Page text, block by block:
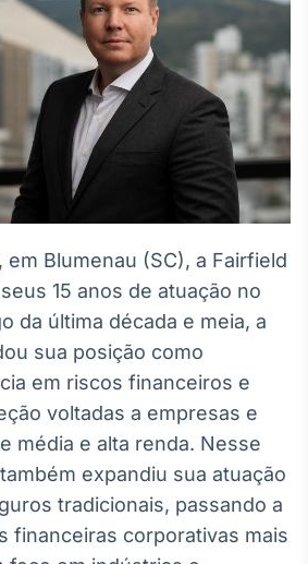
White Label
Plataforma para
conteúdos
personalizados
Broadcast
Broadcast
Datafeed
APIs para
integração de
conteúdos e
dados
Broadcast
Ticker
Cotações e
headlines de
em Blumenau (SC), a Fairfield
15 anos de atuação no
da última década e meia, a
sua posição como
em riscos financeiros e
voltadas a empresas e
média e alta renda. Nesse
expandiu sua atuação
tradicionais, passando a
financeiras corporativas mais